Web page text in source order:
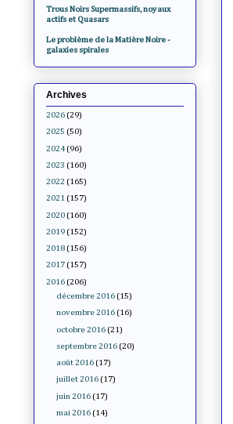
Trous Noirs Supermassifs, noyaux
actifs et Quasars
Le problème de la Matière Noire -
galaxies spirales
Archives
2026 (29)
2025 (50)
2024 (96)
2023 (160)
2022 (165)
2021 (157)
2020 (160)
2019 (152)
2018 (156)
2017 (157)
2016 (206)
décembre 2016 (15)
novembre 2016 (16)
octobre 2016 (21)
septembre 2016 (20)
août 2016 (17)
juillet 2016 (17)
juin 2016 (17)
mai 2016 (14)